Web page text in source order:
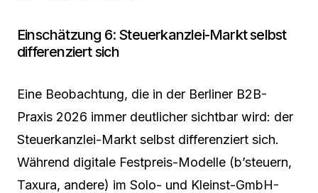
Einschätzung 6: Steuerkanzlei-Markt selbst
differenziert sich
Eine Beobachtung, die in der Berliner B2B-
Praxis 2026 immer deutlicher sichtbar wird: der
Steuerkanzlei-Markt selbst differenziert sich.
Während digitale Festpreis-Modelle (b’steuern,
Taxura, andere) im Solo- und Kleinst-GmbH-